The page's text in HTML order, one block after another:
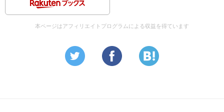
本ページはアフィリエイトプログラムによる収益を得ています